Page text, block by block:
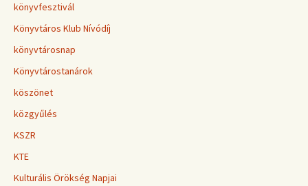
könyvfesztivál
Könyvtáros Klub Nívódíj
könyvtárosnap
Könyvtárostanárok
köszönet
közgyűlés
KSZR
KTE
Kulturális Örökség Napjai